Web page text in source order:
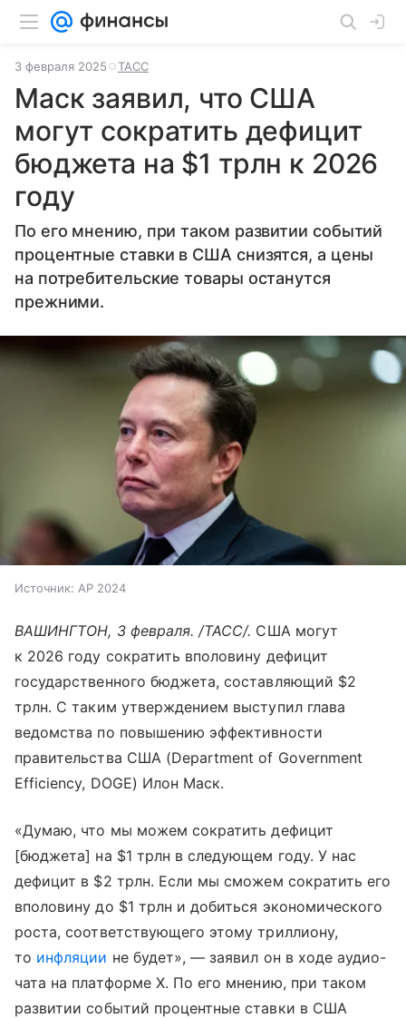
3 февраля 2025 ТАСС
Маск заявил, что США
могут сократить дефицит
бюджета на $1 трлн к 2026
году
По его мнению, при таком развитии событий
процентные ставки в США снизятся, а цены
на потребительские товары останутся
прежними.
Источник: AP 2024
ВАШИНГТОН, 3 февраля. /ТАСС/. США могут
к 2026 году сократить вполовину дефицит
государственного бюджета, составляющий $2
трлн. С таким утверждением выступил глава
ведомства по повышению эффективности
правительства США (Department of Government
Efficiency, DOGE) Илон Маск.
«Думаю, что мы можем сократить дефицит
[бюджета] на $1 трлн в следующем году. У нас
дефицит в $2 трлн. Если мы сможем сократить его
вполовину до $1 трлн и добиться экономического
роста, соответствующего этому триллиону,
то инфляции не будет», — заявил он в ходе аудио-
чата на платформе X. По его мнению, при таком
развитии событий процентные ставки в США